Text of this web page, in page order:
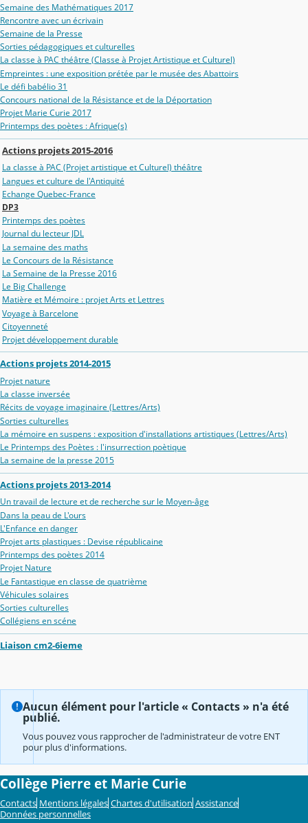
Semaine des Mathématiques 2017
Rencontre avec un écrivain
Semaine de la Presse
Sorties pédagogiques et culturelles
La classe à PAC théâtre (Classe à Projet Artistique et Culturel)
Empreintes : une exposition prétée par le musée des Abattoirs
Le défi babélio 31
Concours national de la Résistance et de la Déportation
Projet Marie Curie 2017
Printemps des poètes : Afrique(s)
Actions projets 2015-2016
La classe à PAC (Projet artistique et Culturel) théâtre
Langues et culture de l'Antiquité
Echange Quebec-France
DP3
Printemps des poètes
Journal du lecteur JDL
La semaine des maths
Le Concours de la Résistance
La Semaine de la Presse 2016
Le Big Challenge
Matière et Mémoire : projet Arts et Lettres
Voyage à Barcelone
Citoyenneté
Projet développement durable
Actions projets 2014-2015
Projet nature
La classe inversée
Récits de voyage imaginaire (Lettres/Arts)
Sorties culturelles
La mémoire en suspens : exposition d'installations artistiques (Lettres/Arts)
Le Printemps des Poètes : l'insurrection poètique
La semaine de la presse 2015
Actions projets 2013-2014
Un travail de lecture et de recherche sur le Moyen-âge
Dans la peau de L'ours
L'Enfance en danger
Projet arts plastiques : Devise républicaine
Printemps des poètes 2014
Projet Nature
Le Fantastique en classe de quatrième
Véhicules solaires
Sorties culturelles
Collégiens en scéne
Liaison cm2-6ieme
Aucun élément pour l'article « Contacts » n'a été
publié.
Vous pouvez vous rapprocher de l'administrateur de votre ENT
pour plus d'informations.
Collège Pierre et Marie Curie
Contacts Mentions légales Chartes d'utilisation Assistance
Données personnelles